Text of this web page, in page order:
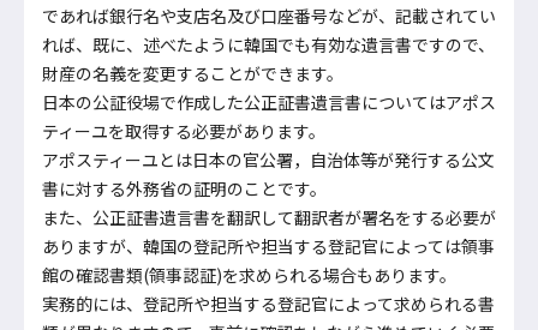
であれば銀行名や支店名及び口座番号などが、記載されてい
れば、既に、述べたように韓国でも有効な遺言書ですので、
財産の名義を変更することができます。
日本の公証役場で作成した公正証書遺言書についてはアポス
ティーユを取得する必要があります。
アポスティーユとは日本の官公署，自治体等が発行する公文
書に対する外務省の証明のことです。
また、公正証書遺言書を翻訳して翻訳者が署名をする必要が
ありますが、韓国の登記所や担当する登記官によっては領事
館の確認書類(領事認証)を求められる場合もあります。
実務的には、登記所や担当する登記官によって求められる書